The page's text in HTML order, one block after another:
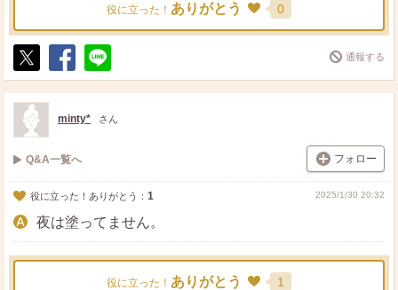
役に立った！ ありがとう 0
ポ
ス
ト
シ
ェ
送
る
通報する
minty* さん
Q&A一覧へ フォロー
役に立った！ありがとう： 1 2025/1/30 20:32
夜は塗ってません。
役に立った！ ありがとう 1